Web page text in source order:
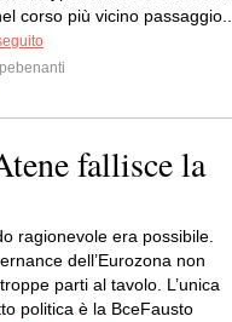
corso più vicino
fallisce la
ragionevole era possibile.
dell’Eurozona non
parti al tavolo. L’unica
politica è la BceFausto